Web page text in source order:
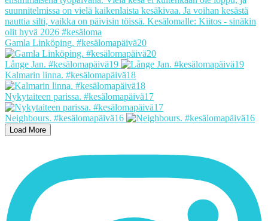
Gamla Linköping. #kesälomapäivä20
Långe Jan. #kesälomapäivä19
Kalmarin linna. #kesälomapäivä18
Nykytaiteen parissa. #kesälomapäivä17
Neighbours. #kesälomapäivä16
Load More